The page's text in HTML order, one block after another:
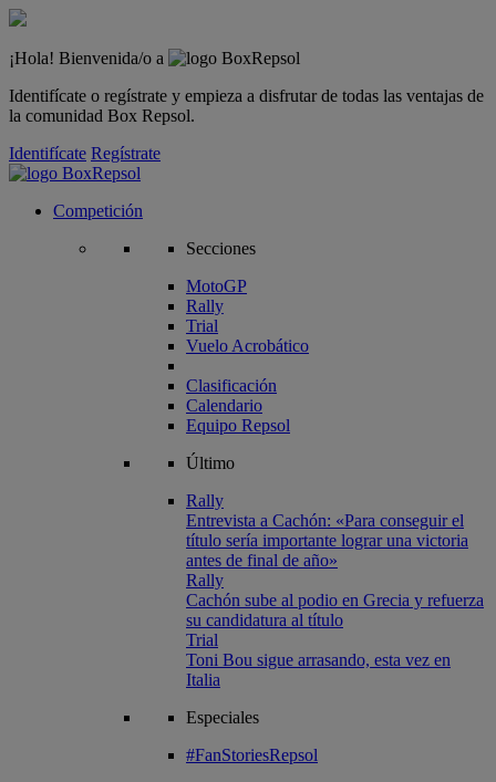
¡Hola! Bienvenida/o a
Identifícate o regístrate y empieza a disfrutar de todas las ventajas de
la comunidad Box Repsol.
Identifícate Regístrate
Competición
Secciones
MotoGP
Rally
Trial
Vuelo Acrobático
Clasificación
Calendario
Equipo Repsol
Último
Rally
Entrevista a Cachón: «Para conseguir el
título sería importante lograr una victoria
antes de final de año»
Rally
Cachón sube al podio en Grecia y refuerza
su candidatura al título
Trial
Toni Bou sigue arrasando, esta vez en
Italia
Especiales
#FanStoriesRepsol